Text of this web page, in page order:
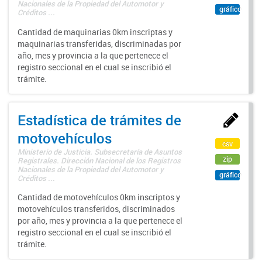
Nacionales de la Propiedad del Automotor y
Créditos ...
Cantidad de maquinarias 0km inscriptas y
maquinarias transferidas, discriminadas por
año, mes y provincia a la que pertenece el
registro seccional en el cual se inscribió el
trámite.
gráfico
Estadística de trámites de
motovehículos
Ministerio de Justicia. Subsecretaría de Asuntos
Registrales. Dirección Nacional de los Registros
Nacionales de la Propiedad del Automotor y
Créditos ...
Cantidad de motovehículos 0km inscriptos y
motovehículos transferidos, discriminados
por año, mes y provincia a la que pertenece el
registro seccional en el cual se inscribió el
trámite.
csv
zip
gráfico